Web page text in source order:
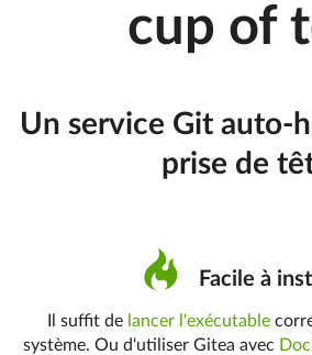
cup of
Un service Git auto-
prise de
Facile à
Il suffit de lancer l'exécutable
système. Ou d'utiliser Gitea avec